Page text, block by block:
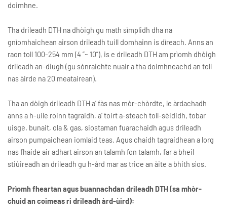
doimhne.
Tha drileadh DTH na dhòigh gu math sìmplidh dha na
gnìomhaichean airson drileadh tuill domhainn is dìreach. Anns an
raon toll 100-254 mm (4 ”~ 10”), is e drileadh DTH am prìomh dhòigh
drileadh an-diugh (gu sònraichte nuair a tha doimhneachd an toll
nas àirde na 20 meatairean).
Tha an dòigh drileadh DTH a’ fàs nas mòr-chòrdte, le àrdachadh
anns a h-uile roinn tagraidh, a’ toirt a-steach toll-sèididh, tobar
uisge, bunait, ola & gas, siostaman fuarachaidh agus drileadh
airson pumpaichean iomlaid teas. Agus chaidh tagraidhean a lorg
nas fhaide air adhart airson an talamh fon talamh, far a bheil
stiùireadh an drileadh gu h-àrd mar as trice an àite a bhith sìos.
Prìomh fheartan agus buannachdan drileadh DTH (sa mhòr-
chuid an coimeas ri drileadh àrd-ùird):